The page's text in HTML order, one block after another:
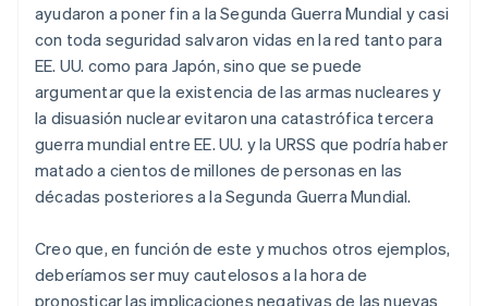
ayudaron a poner fin a la Segunda Guerra Mundial y casi
con toda seguridad salvaron vidas en la red tanto para
EE. UU. como para Japón, sino que se puede
argumentar que la existencia de las armas nucleares y
la disuasión nuclear evitaron una catastrófica tercera
guerra mundial entre EE. UU. y la URSS que podría haber
matado a cientos de millones de personas en las
décadas posteriores a la Segunda Guerra Mundial.
Creo que, en función de este y muchos otros ejemplos,
deberíamos ser muy cautelosos a la hora de
pronosticar las implicaciones negativas de las nuevas